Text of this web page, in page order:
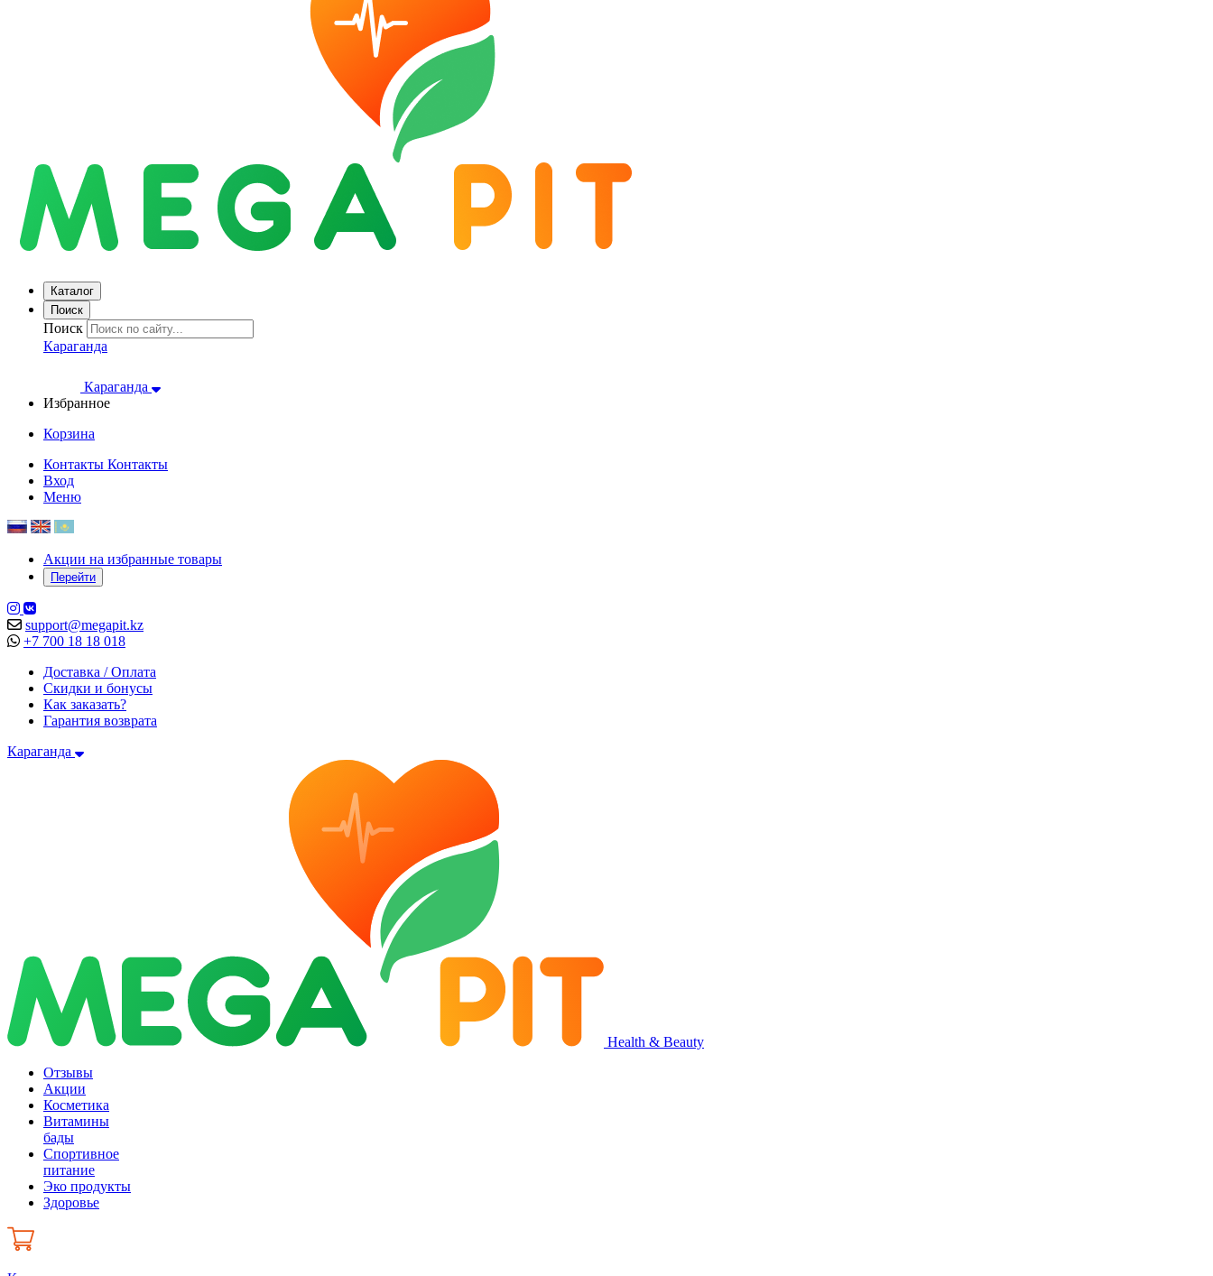
Каталог
Поиск
Поиск
Караганда
Караганда
Избранное
Корзина
Контакты Контакты
Вход
Меню
Акции на избранные товары
Перейти
support@megapit.kz
+7 700 18 18 018
Доставка / Оплата
Скидки и бонусы
Как заказать?
Гарантия возврата
Караганда
Health & Beauty
Отзывы
Акции
Косметика
Витамины
бады
Спортивное
питание
Эко продукты
Здоровье